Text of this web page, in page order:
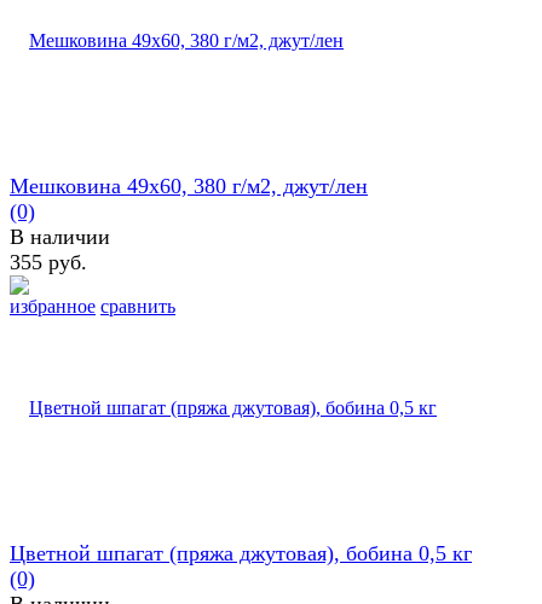
избранное сравнить
Мешковина 49х60, 380 г/м2, джут/лен
(0)
В наличии
355 руб.
Цветной шпагат (пряжа джутовая), бобина 0,5 кг
(0)